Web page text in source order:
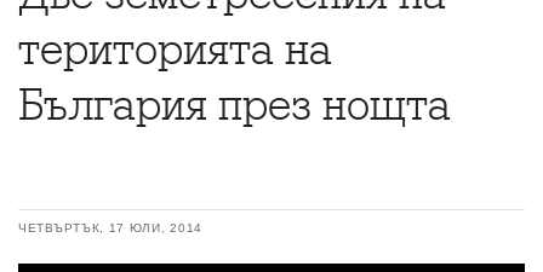
територията на
България през нощта
ЧЕТВЪРТЪК, 17 ЮЛИ, 2014